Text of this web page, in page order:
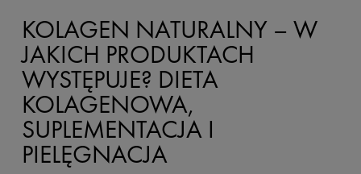
KOLAGEN NATURALNY – W
JAKICH PRODUKTACH
WYSTĘPUJE? DIETA
KOLAGENOWA,
SUPLEMENTACJA I
PIELĘGNACJA